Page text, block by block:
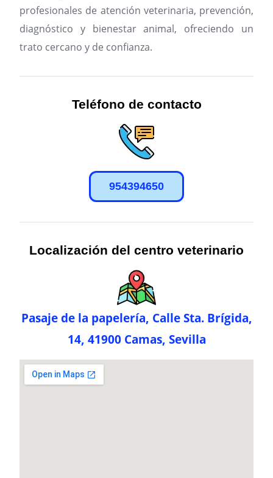
profesionales de atención veterinaria, prevención,
diagnóstico y bienestar animal, ofreciendo un
trato cercano y de confianza.
Teléfono de contacto
954394650
Localización del centro veterinario
Pasaje de la papelería, Calle Sta. Brígida,
14, 41900 Camas, Sevilla